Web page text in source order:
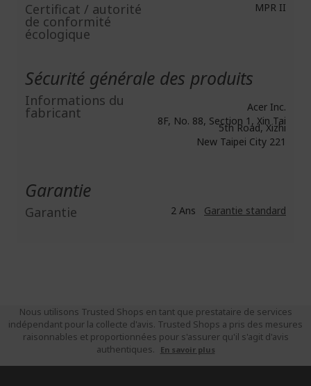
Certificat / autorité
de conformité
écologique
MPR II
Sécurité générale des produits
Informations du
fabricant
Acer Inc.
8F, No. 88, Section 1, Xin Tai
5th Road, Xizhi
New Taipei City 221
Garantie
Garantie 2 Ans Garantie standard
Nous utilisons Trusted Shops en tant que prestataire de services
indépendant pour la collecte d'avis. Trusted Shops a pris des mesures
raisonnables et proportionnées pour s'assurer qu'il s'agit d'avis
authentiques.
En savoir plus